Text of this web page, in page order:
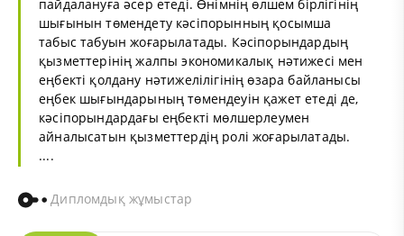
пайдалануға әсер етеді. Өнімнің өлшем бірлігінің
шығынын төмендету кәсіпорынның қосымша
табыс табуын жоғарылатады. Кәсіпорындардың
қызметтерінің жалпы экономикалық нәтижесі мен
еңбекті қолдану нәтижелілігінің өзара байланысы
еңбек шығындарының төмендеуін қажет етеді де,
кәсіпорындардағы еңбекті мөлшерлеумен
айналысатын қызметтердің ролі жоғарылатады.
....
Дипломдық жұмыстар